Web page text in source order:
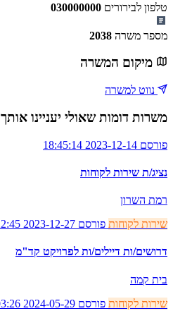
טלפון לבירורים 030000000
מספר משרה 2038
מיקום המשרה
נווט למשרה
משרות דומות שאולי יעניינו אותך
פורסם 2023-12-14 18:45:14
נציג/ת שירות לקוחות
רמת השרון
שירות לקוחות פורסם 2023-12-27 15:22:45
דרושים/ות דיילים/ות לפרויקט קד"מ
בית קמה
שירות לקוחות פורסם 2024-05-29 12:03:26